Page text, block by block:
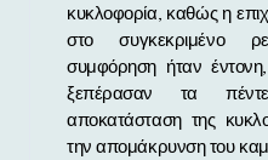
κυκλοφορία, καθώς η
στο συγκεκριμένο
συμφόρηση ήταν
ξεπέρασαν τα
αποκατάσταση της
την απομάκρυνση του